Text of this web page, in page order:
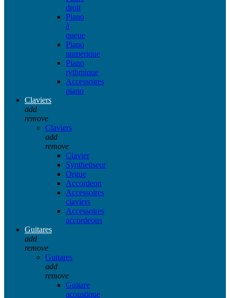
droit
Piano
à
queue
Piano
numerique
Piano
rythmique
Accessoires
piano
Claviers
add
remove
Claviers
add
remove
Clavier
Synthetiseur
Orgue
Accordeon
Accessoires
claviers
Accessoires
accordeons
Guitares
add
remove
Guitares
add
remove
Guitare
acoustique